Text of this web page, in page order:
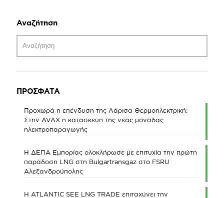
Αναζήτηση
ΠΡΟΣΦΑΤΑ
Προχωρά η επένδυση της Λάρισα Θερμοηλεκτρική:
Στην AVAX η κατασκευή της νέας μονάδας
ηλεκτροπαραγωγής
Η ΔΕΠΑ Εμπορίας ολοκλήρωσε με επιτυχία την πρώτη
παράδοση LNG στη Bulgartransgaz στο FSRU
Αλεξανδρούπολης
Η ATLANTIC SEE LNG TRADE επιταχύνει την